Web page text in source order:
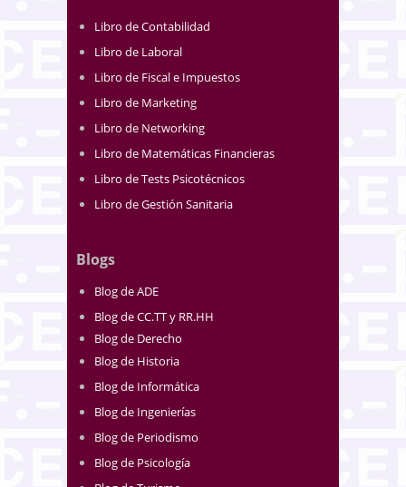
Libro de Contabilidad
Libro de Laboral
Libro de Fiscal e Impuestos
Libro de Marketing
Libro de Networking
Libro de Matemáticas Financieras
Libro de Tests Psicotécnicos
Libro de Gestión Sanitaria
Blogs
Blog de ADE
Blog de CC.TT y RR.HH
Blog de Derecho
Blog de Historia
Blog de Informática
Blog de Ingenierías
Blog de Periodismo
Blog de Psicología